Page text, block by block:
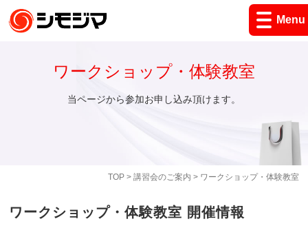
Menu
TOP> 講習会のご案内 > ワークショップ・体験教室
ワークショップ・体験教室
当ページから参加お申し込み頂けます。
ワークショップ・体験教室 開催情報